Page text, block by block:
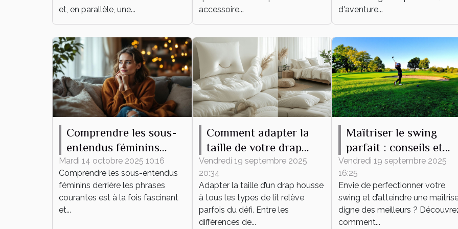
?
et, en parallèle, une...
accessoire...
d'aventure...
Comprendre les sous-
entendus féminins
derrière les phrases
courantes
Mardi 14 octobre 2025 10:16
Comprendre les sous-entendus
féminins derrière les phrases
courantes est à la fois fascinant
et...
Comment adapter la
taille de votre drap
housse à tout type de
lit ?
Vendredi 19 septembre 2025
20:34
Adapter la taille d’un drap housse
à tous les types de lit relève
parfois du défi. Entre les
différences de...
Maîtriser le swing
parfait : conseils et
techniques
Vendredi 19 septembre 2025
16:25
Envie de perfectionner votre
swing et d’atteindre une
digne des meilleurs ?
comment...